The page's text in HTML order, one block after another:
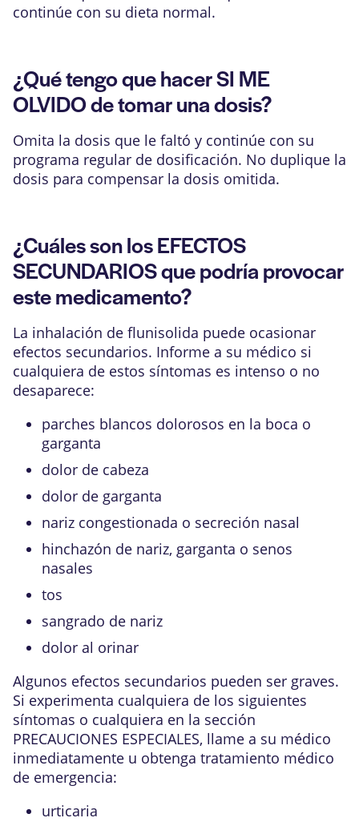
continúe con su dieta normal.
¿Qué tengo que hacer SI ME
OLVIDO de tomar una dosis?
Omita la dosis que le faltó y continúe con su
programa regular de dosificación. No duplique la
dosis para compensar la dosis omitida.
¿Cuáles son los EFECTOS
SECUNDARIOS que podría provocar
este medicamento?
La inhalación de flunisolida puede ocasionar
efectos secundarios. Informe a su médico si
cualquiera de estos síntomas es intenso o no
desaparece:
parches blancos dolorosos en la boca o
garganta
dolor de cabeza
dolor de garganta
nariz congestionada o secreción nasal
hinchazón de nariz, garganta o senos
nasales
tos
sangrado de nariz
dolor al orinar
Algunos efectos secundarios pueden ser graves.
Si experimenta cualquiera de los siguientes
síntomas o cualquiera en la sección
PRECAUCIONES ESPECIALES, llame a su médico
inmediatamente u obtenga tratamiento médico
de emergencia:
urticaria